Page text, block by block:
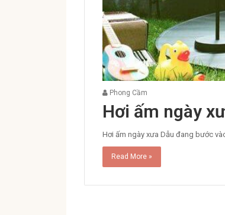
Phong Cầm
Hơi ấm ngày
Hơi ấm ngày xưa Dẫu đang bước
Read More »